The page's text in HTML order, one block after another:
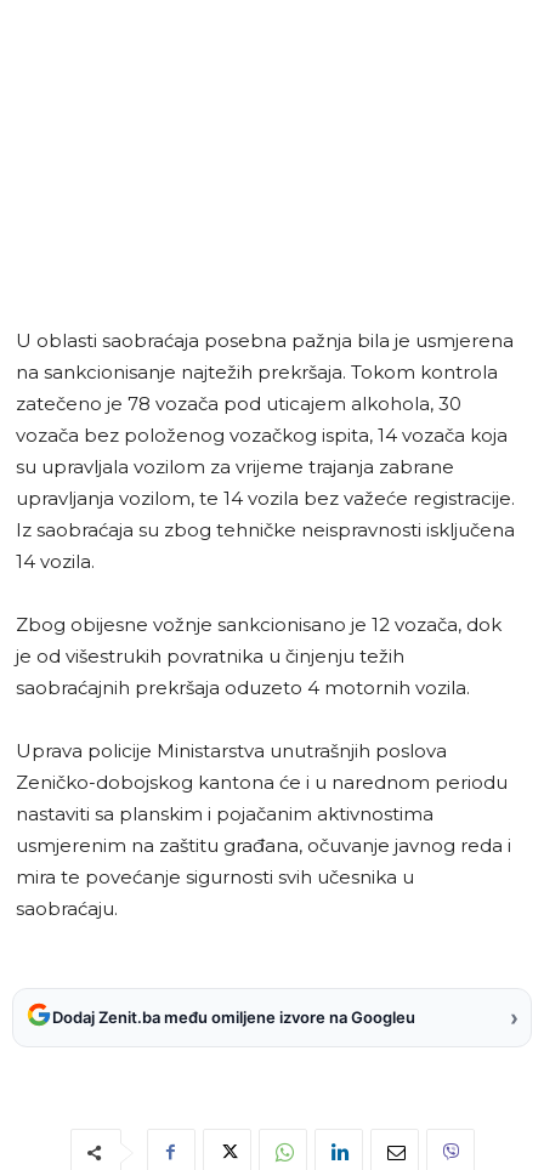
U oblasti saobraćaja posebna pažnja bila je usmjerena
na sankcionisanje najtežih prekršaja. Tokom kontrola
zatečeno je 78 vozača pod uticajem alkohola, 30
vozača bez položenog vozačkog ispita, 14 vozača koja
su upravljala vozilom za vrijeme trajanja zabrane
upravljanja vozilom, te 14 vozila bez važeće registracije.
Iz saobraćaja su zbog tehničke neispravnosti isključena
14 vozila.
Zbog obijesne vožnje sankcionisano je 12 vozača, dok
je od višestrukih povratnika u činjenju težih
saobraćajnih prekršaja oduzeto 4 motornih vozila.
Uprava policije Ministarstva unutrašnjih poslova
Zeničko-dobojskog kantona će i u narednom periodu
nastaviti sa planskim i pojačanim aktivnostima
usmjerenim na zaštitu građana, očuvanje javnog reda i
mira te povećanje sigurnosti svih učesnika u
saobraćaju.
Dodaj Zenit.ba među omiljene izvore na Googleu ›